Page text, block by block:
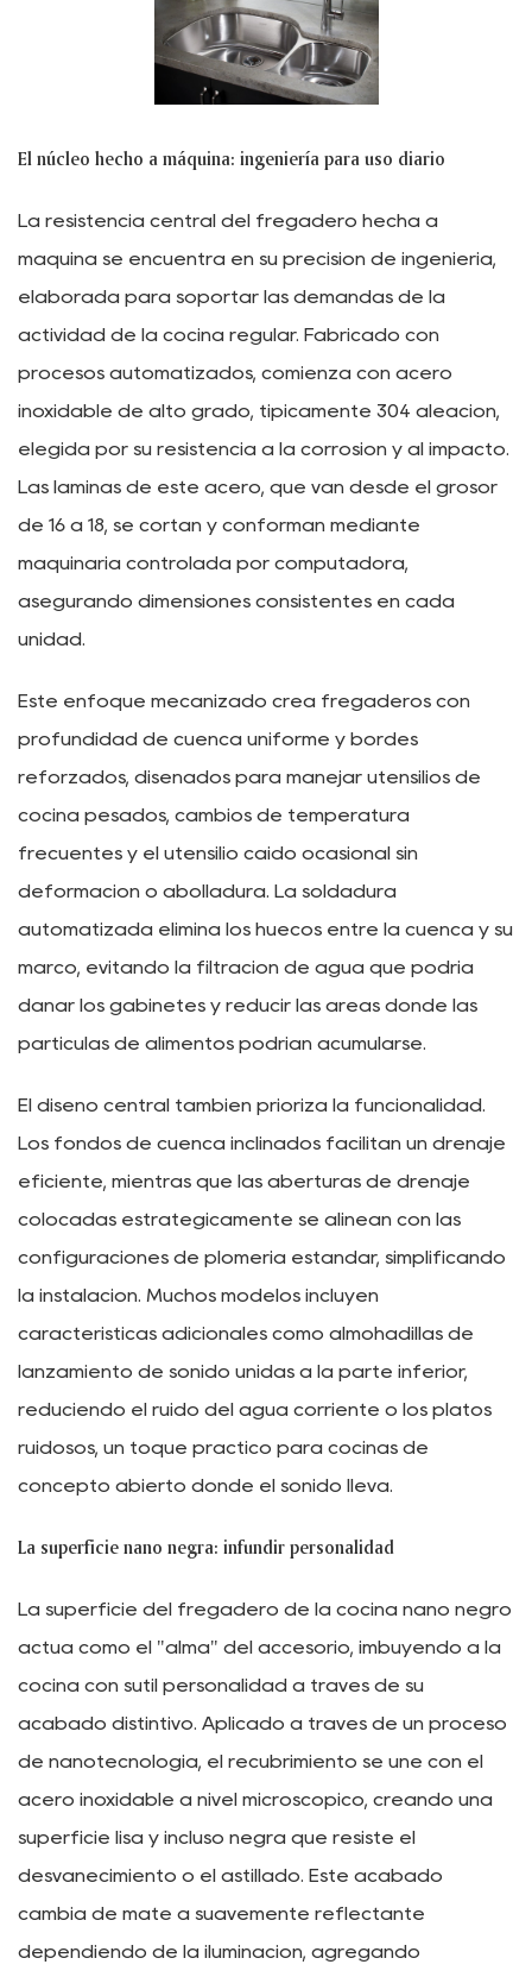
El núcleo hecho a máquina: ingeniería para uso diario
La resistencia central del fregadero hecha a
máquina se encuentra en su precisión de ingeniería,
elaborada para soportar las demandas de la
actividad de la cocina regular. Fabricado con
procesos automatizados, comienza con acero
inoxidable de alto grado, típicamente 304 aleación,
elegida por su resistencia a la corrosión y al impacto.
Las láminas de este acero, que van desde el grosor
de 16 a 18, se cortan y conforman mediante
maquinaria controlada por computadora,
asegurando dimensiones consistentes en cada
unidad.
Este enfoque mecanizado crea fregaderos con
profundidad de cuenca uniforme y bordes
reforzados, diseñados para manejar utensilios de
cocina pesados, cambios de temperatura
frecuentes y el utensilio caído ocasional sin
deformación o abolladura. La soldadura
automatizada elimina los huecos entre la cuenca y su
marco, evitando la filtración de agua que podría
dañar los gabinetes y reducir las áreas donde las
partículas de alimentos podrían acumularse.
El diseño central también prioriza la funcionalidad.
Los fondos de cuenca inclinados facilitan un drenaje
eficiente, mientras que las aberturas de drenaje
colocadas estratégicamente se alinean con las
configuraciones de plomería estándar, simplificando
la instalación. Muchos modelos incluyen
características adicionales como almohadillas de
lanzamiento de sonido unidas a la parte inferior,
reduciendo el ruido del agua corriente o los platos
ruidosos, un toque práctico para cocinas de
concepto abierto donde el sonido lleva.
La superficie nano negra: infundir personalidad
La superficie del fregadero de la cocina nano negro
actúa como el "alma" del accesorio, imbuyendo a la
cocina con sutil personalidad a través de su
acabado distintivo. Aplicado a través de un proceso
de nanotecnología, el recubrimiento se une con el
acero inoxidable a nivel microscópico, creando una
superficie lisa y incluso negra que resiste el
desvanecimiento o el astillado. Este acabado
cambia de mate a suavemente reflectante
dependiendo de la iluminación, agregando